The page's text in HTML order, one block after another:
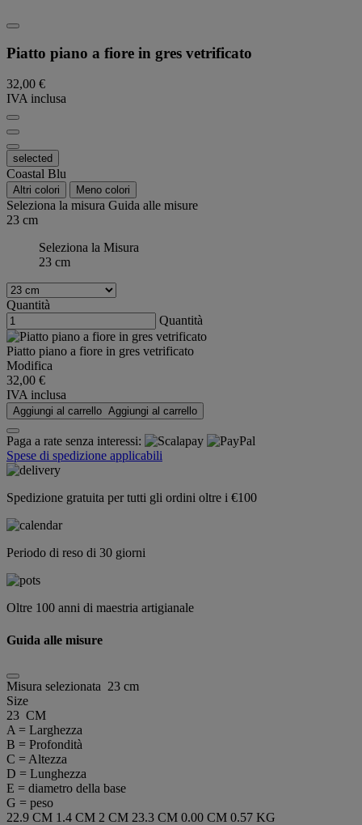
Piatto piano a fiore in gres vetrificato
32,00 €
IVA inclusa
selected
Coastal Blu
Altri colori Meno colori
Seleziona la misura Guida alle misure
23 cm
Seleziona la Misura
23 cm
Quantità
Quantità
Piatto piano a fiore in gres vetrificato
Modifica
32,00 €
IVA inclusa
Aggiungi al carrello Aggiungi al carrello
Paga a rate senza interessi:
Spese di spedizione applicabili
Spedizione gratuita per tutti gli ordini oltre i €100
Periodo di reso di 30 giorni
Oltre 100 anni di maestria artigianale
Guida alle misure
Misura selezionata 23 cm
Size
23 CM
A = Larghezza
B = Profondità
C = Altezza
D = Lunghezza
E = diametro della base
G = peso
22.9 CM 1.4 CM 2 CM 23.3 CM 0.00 CM 0.57 KG